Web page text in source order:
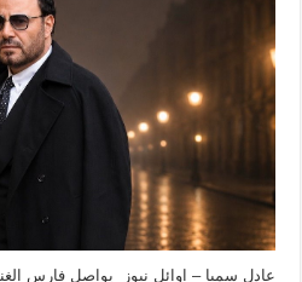
عادل سميا – اوائل نيوز يواصل فارس